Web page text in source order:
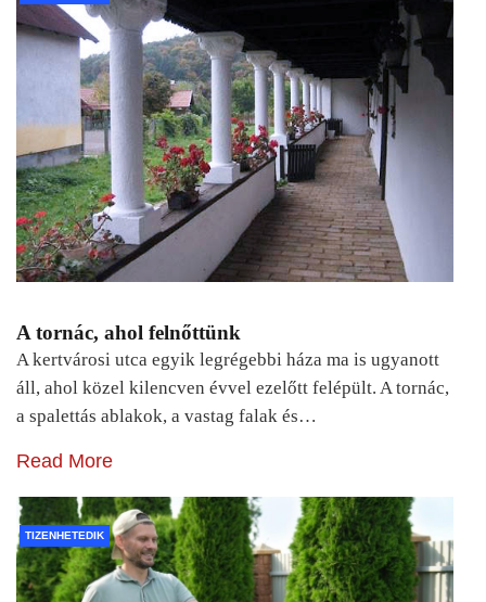
A tornác, ahol felnőttünk
A kertvárosi utca egyik legrégebbi háza ma is ugyanott
áll, ahol közel kilencven évvel ezelőtt felépült. A tornác,
a spalettás ablakok, a vastag falak és…
Read More
TIZENHETEDIK